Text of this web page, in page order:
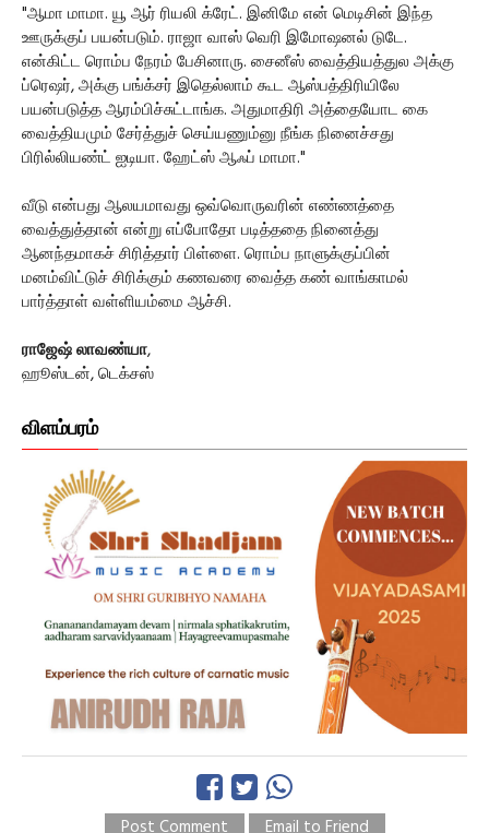
"ஆமா மாமா. யூ ஆர் ரியலி க்ரேட். இனிமே என் மெடிசின் இந்த
ஊருக்குப் பயன்படும். ராஜா வாஸ் வெரி இமோஷனல் டுடே.
என்கிட்ட ரொம்ப நேரம் பேசினாரு. சைனீஸ் வைத்தியத்துல அக்கு
ப்ரெஷர், அக்கு பங்க்சர் இதெல்லாம் கூட ஆஸ்பத்திரியிலே
பயன்படுத்த ஆரம்பிச்சுட்டாங்க. அதுமாதிரி அத்தையோட கை
வைத்தியமும் சேர்த்துச் செய்யணும்னு நீங்க நினைச்சது
பிரில்லியண்ட் ஐடியா. ஹேட்ஸ் ஆஃப் மாமா."
வீடு என்பது ஆலயமாவது ஒவ்வொருவரின் எண்ணத்தை
வைத்துத்தான் என்று எப்போதோ படித்ததை நினைத்து
ஆனந்தமாகச் சிரித்தார் பிள்ளை. ரொம்ப நாளுக்குப்பின்
மனம்விட்டுச் சிரிக்கும் கணவரை வைத்த கண் வாங்காமல்
பார்த்தாள் வள்ளியம்மை ஆச்சி.
ராஜேஷ் லாவண்யா,
ஹூஸ்டன், டெக்சஸ்
விளம்பரம்